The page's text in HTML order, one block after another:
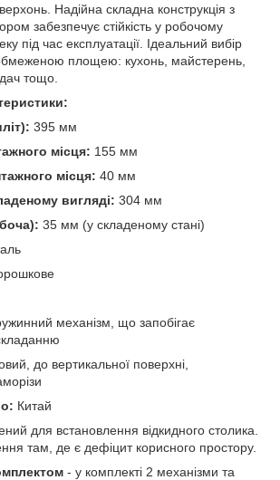
Надійна складна конструкція з
забезпечує стійкість у робочому
під час експлуатації. Ідеальний вибір
площею: кухонь, майстерень,
тощо.
395 мм
місця: 155 мм
місця: 40 мм
вигляді: 304 мм
35 мм (у складеному стані)
механізм, що запобігає
до вертикальної поверхні,
Китай
для встановлення відкидного столика.
там, де є дефіцит корисного простору.
- у комплекті 2 механізми та